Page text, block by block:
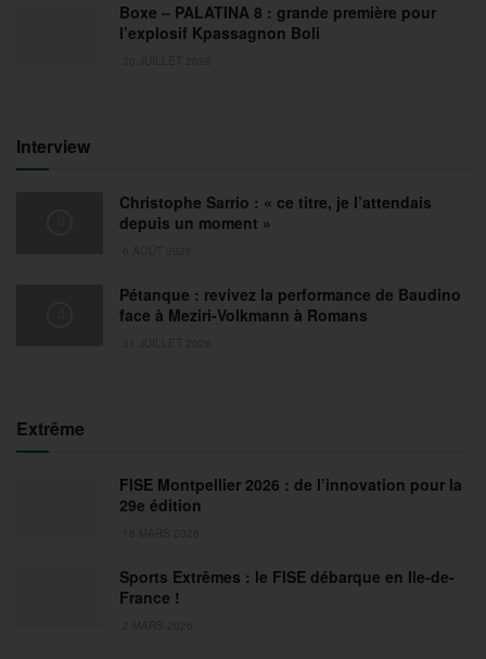
Boxe – PALATINA 8 : grande première pour
l’explosif Kpassagnon Boli
Interview
Christophe Sarrio : « ce titre, je l’attendais
depuis un moment »
Pétanque : revivez la performance de Baudino
face à Meziri-Volkmann à Romans
Extrême
FISE Montpellier 2026 : de l’innovation pour la
29e édition
Sports Extrêmes : le FISE débarque en Ile-de-
France !